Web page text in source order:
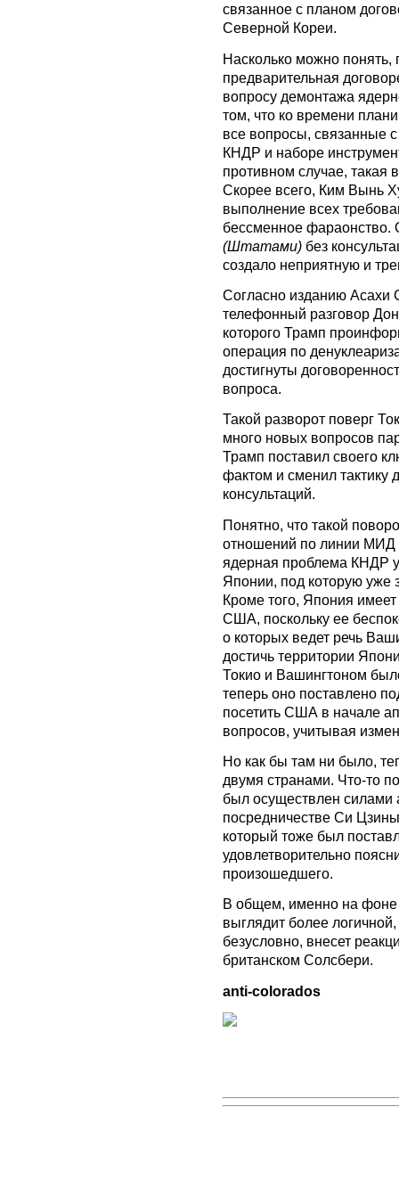
связанное с планом
Северной Кореи.
Насколько можно понять,
предварительная
вопросу демонтажа
том, что ко времени
все вопросы, связанные
КНДР и наборе
противном случае, такая
Скорее всего, Ким Вынь
выполнение всех
бессменное фараонство.
(Штатами) без
создало неприятную и
Согласно изданию Асахи
телефонный разговор
которого Трамп
операция по
достигнуты
вопроса.
Такой разворот поверг
много новых вопросов
Трамп поставил своего
фактом и сменил тактику
консультаций.
Понятно, что такой
отношений по линии МИД
ядерная проблема КНДР
Японии, под которую
Кроме того, Япония
США, поскольку ее
о которых ведет речь
достичь территории
Токио и Вашингтоном
теперь оно поставлено
посетить США в начале
вопросов, учитывая
Но как бы там ни было,
двумя странами. Что-то
был осуществлен силами
посредничестве Си
который тоже был
удовлетворительно
произошедшего.
В общем, именно на фоне
выглядит более
безусловно, внесет
британском Солсбери.
anti-colorados